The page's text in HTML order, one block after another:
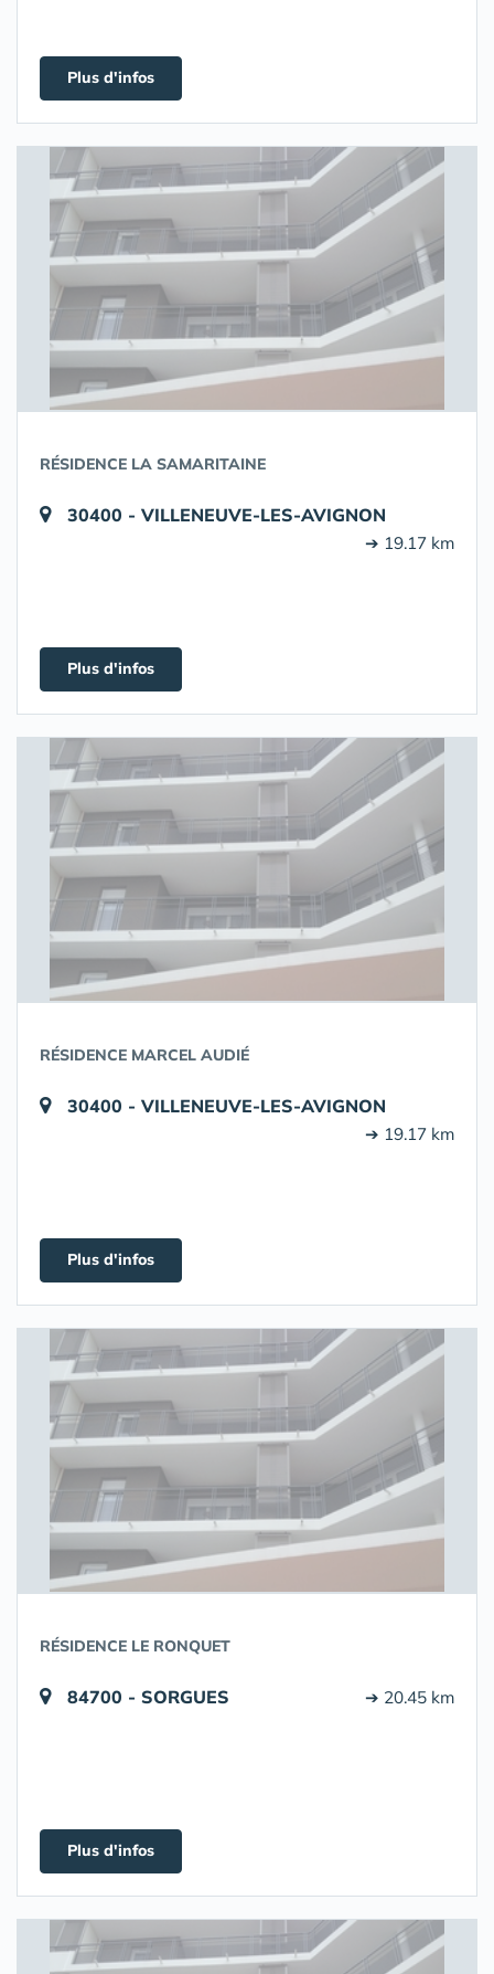
Plus d'infos
RÉSIDENCE LA SAMARITAINE
30400 - VILLENEUVE-LES-AVIGNON
➔ 19.17 km
Plus d'infos
RÉSIDENCE MARCEL AUDIÉ
30400 - VILLENEUVE-LES-AVIGNON
➔ 19.17 km
Plus d'infos
RÉSIDENCE LE RONQUET
84700 - SORGUES ➔ 20.45 km
Plus d'infos